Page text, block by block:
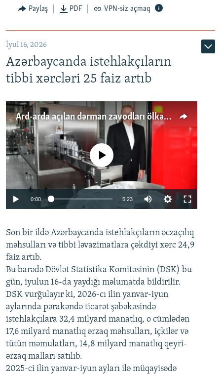
Paylaş PDF VPN-siz açmaq
İyul 16, 2026
Azərbaycanda istehlakçıların
tibbi xərcləri 25 faiz artıb
Ard-arda açılan dərman zavodları ölkənin tələbatını ödəyirmi?
Auto 240p 360p 480p
720p 1080p
No media source currently available
0:00 5:23
360p
480p
720p
1080p
Son bir ildə Azərbaycanda istehlakçıların əczaçılıq
məhsulları və tibbi ləvazimatlara çəkdiyi xərc 24,9
faiz artıb.
Bu barədə Dövlət Statistika Komitəsinin (DSK) bu
gün, iyulun 16-da yaydığı məlumatda bildirilir.
DSK vurğulayır ki, 2026-cı ilin yanvar-iyun
aylarında pərakəndə ticarət şəbəkəsində
istehlakçılara 32,4 milyard manatlıq, o cümlədən
17,6 milyard manatlıq ərzaq məhsulları, içkilər və
tütün məmulatları, 14,8 milyard manatlıq qeyri-
ərzaq malları satılıb.
2025-ci ilin yanvar-iyun ayları ilə müqayisədə